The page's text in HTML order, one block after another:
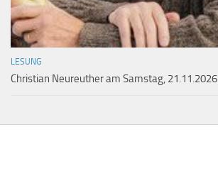
LESUNG
Christian Neureuther am Samstag, 21.11.2026